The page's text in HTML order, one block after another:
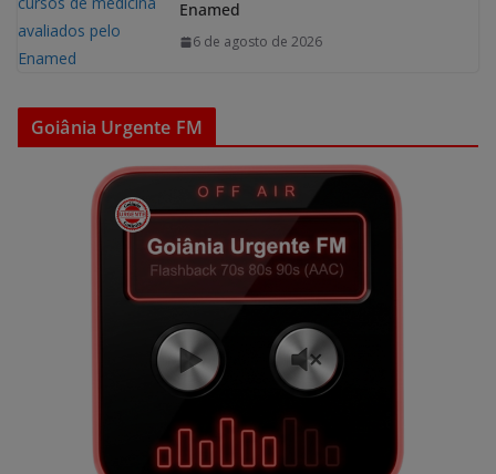
Enamed
6 de agosto de 2026
Goiânia Urgente FM